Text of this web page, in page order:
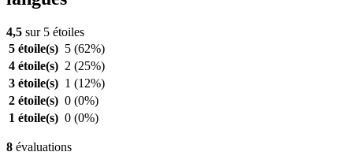
4,5 sur 5 étoiles
5 étoile(s) 5 (62%)
4 étoile(s) 2 (25%)
3 étoile(s) 1 (12%)
2 étoile(s) 0 (0%)
1 étoile(s) 0 (0%)
8 évaluations